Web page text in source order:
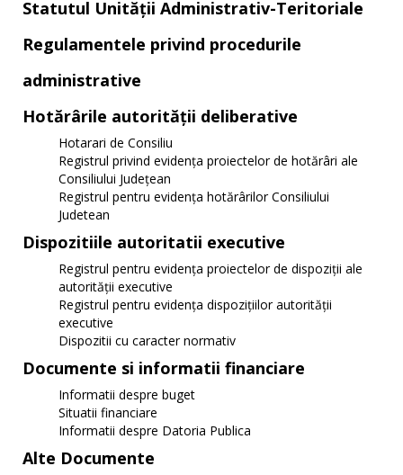
Statutul Unităţii Administrativ-Teritoriale
Regulamentele privind procedurile
administrative
Hotărârile autorităţii deliberative
Hotarari de Consiliu
Registrul privind evidența proiectelor de hotărâri ale
Consiliului Județean
Registrul pentru evidența hotărârilor Consiliului
Judetean
Dispozitiile autoritatii executive
Registrul pentru evidența proiectelor de dispoziții ale
autorității executive
Registrul pentru evidența dispozițiilor autorității
executive
Dispozitii cu caracter normativ
Documente si informatii financiare
Informatii despre buget
Situatii financiare
Informatii despre Datoria Publica
Alte Documente